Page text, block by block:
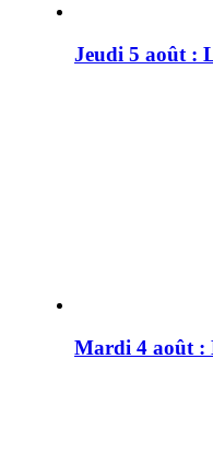
Jeudi 5 août :
Mardi 4 août :